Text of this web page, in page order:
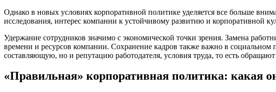
Однако в новых условиях корпоративной политике уделяется все больше
исследования, интерес компании к устойчивому развитию и корпоративной
Удержание сотрудников значимо с экономической точки зрения. Замена
времени и ресурсов компании. Сохранение кадров также важно в
составляющую, но и репутацию работодателя, условия труда, то есть
«Правильная» корпоративная политика: какая